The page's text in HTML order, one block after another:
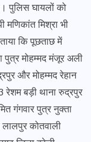
पुलिस घायलों को
मणिकांत मिश्रा भी
कि पूछताछ में
पुत्र मोहम्मद मंजूर अली
और मोहम्मद रेहान
रेशम बड़ी थाना रुद्रपुर
गंगवार पुत्र नुक्ता
लालपुर कोतवाली